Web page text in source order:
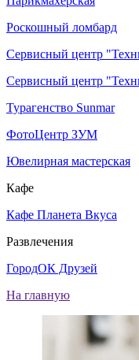
Роскошный ломбард
Сервисный центр
Сервисный центр
Турагенство Sunmar
ФотоЦентр ЗУМ
Ювелирная мастерская
Кафе
Кафе Планета Вкуса
Развлечения
ГородОК Друзей
На главную